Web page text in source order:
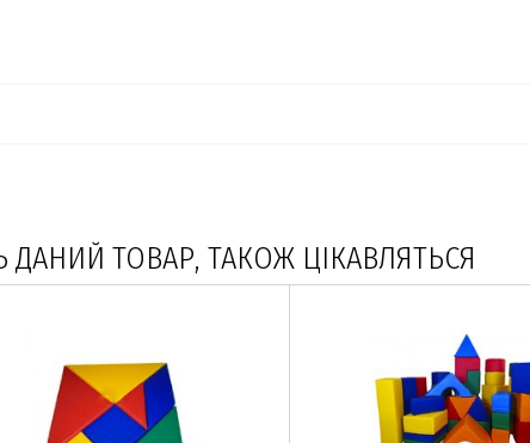
ДАНИЙ ТОВАР, ТАКОЖ ЦІКАВЛЯТЬСЯ